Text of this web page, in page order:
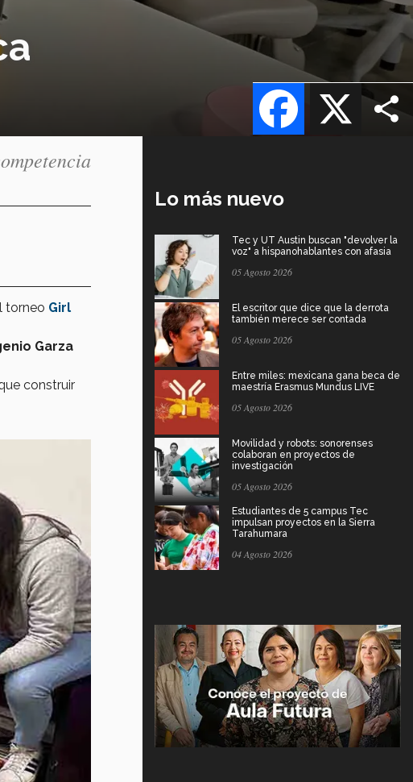
X
Facebook
torneo Girl
Garza
construir
Lo más nuevo
Tec y UT Austin buscan "devolver la
voz" a hispanohablantes con afasia
05 Agosto 2026
El escritor que dice que la derrota
también merece ser contada
05 Agosto 2026
Entre miles: mexicana gana beca de
maestría Erasmus Mundus LIVE
05 Agosto 2026
Movilidad y robots: sonorenses
colaboran en proyectos de
investigación
05 Agosto 2026
Estudiantes de 5 campus Tec
impulsan proyectos en la Sierra
Tarahumara
04 Agosto 2026